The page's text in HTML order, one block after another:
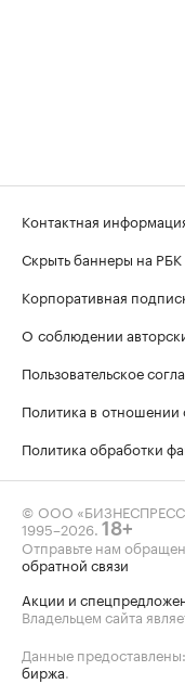
Контактная
Скрыть баннеры на РБК
Корпоративная
О соблюдении
Пользовательское
Политика в отношении
Политика обработки
© ООО
1995–2026 18+
Отправьте нам
обратной связи
Акции и
Владельцем сайта
Данные предоставлены:
биржа